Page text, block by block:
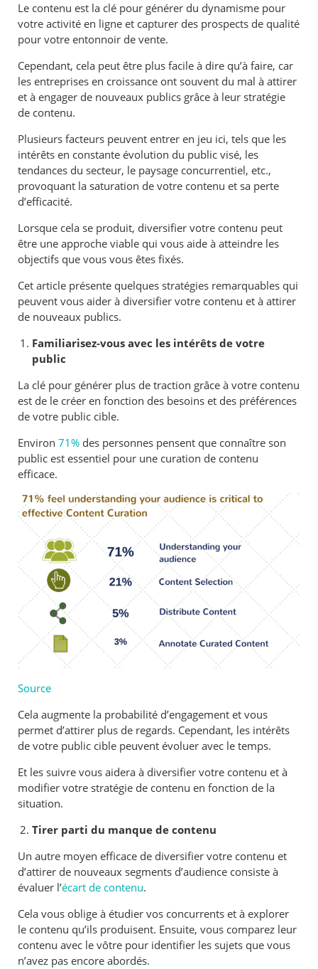
Le contenu est la clé pour générer du dynamisme pour
votre activité en ligne et capturer des prospects de qualité
pour votre entonnoir de vente.
Cependant, cela peut être plus facile à dire qu’à faire, car
les entreprises en croissance ont souvent du mal à attirer
et à engager de nouveaux publics grâce à leur stratégie
de contenu.
Plusieurs facteurs peuvent entrer en jeu ici, tels que les
intérêts en constante évolution du public visé, les
tendances du secteur, le paysage concurrentiel, etc.,
provoquant la saturation de votre contenu et sa perte
d’efficacité.
Lorsque cela se produit, diversifier votre contenu peut
être une approche viable qui vous aide à atteindre les
objectifs que vous vous êtes fixés.
Cet article présente quelques stratégies remarquables qui
peuvent vous aider à diversifier votre contenu et à attirer
de nouveaux publics.
Familiarisez-vous avec les intérêts de votre
public
La clé pour générer plus de traction grâce à votre contenu
est de le créer en fonction des besoins et des préférences
de votre public cible.
Environ71% des personnes pensent que connaître son
public est essentiel pour une curation de contenu
efficace.
Source
Cela augmente la probabilité d’engagement et vous
permet d’attirer plus de regards. Cependant, les intérêts
de votre public cible peuvent évoluer avec le temps.
Et les suivre vous aidera à diversifier votre contenu et à
modifier votre stratégie de contenu en fonction de la
situation.
Tirer parti du manque de contenu
Un autre moyen efficace de diversifier votre contenu et
d’attirer de nouveaux segments d’audience consiste à
évaluer l’écart de contenu.
Cela vous oblige à étudier vos concurrents et à explorer
le contenu qu’ils produisent. Ensuite, vous comparez leur
contenu avec le vôtre pour identifier les sujets que vous
n’avez pas encore abordés.